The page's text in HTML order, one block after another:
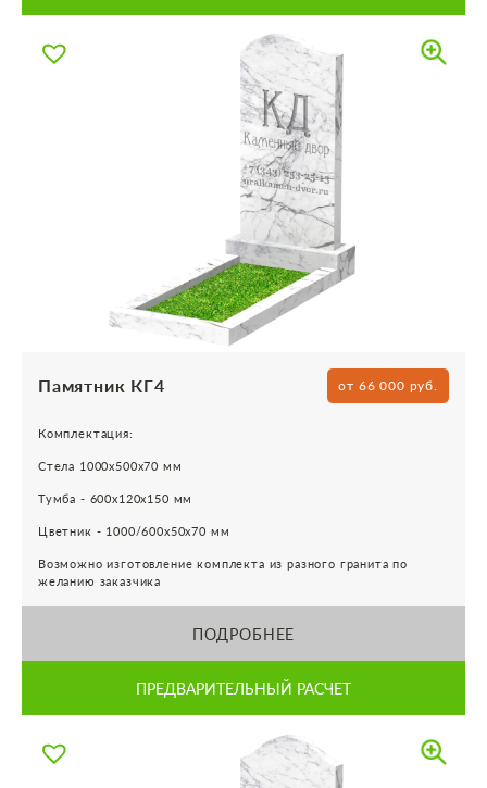
Памятник КГ4 от 66 000 руб.
Комплектация:
Стела 1000х500х70 мм
Тумба - 600х120х150 мм
Цветник - 1000/600х50х70 мм
Возможно изготовление комплекта из разного гранита по
желанию заказчика
ПОДРОБНЕЕ
ПРЕДВАРИТЕЛЬНЫЙ РАСЧЕТ